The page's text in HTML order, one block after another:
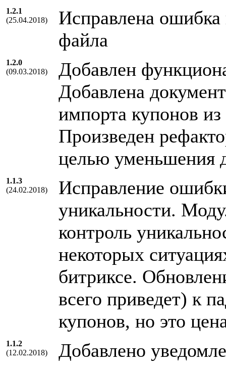
1.2.1
(25.04.2018)
Исправлена ошибка
файла
1.2.0
(09.03.2018)
Добавлен
Добавлена
импорта купонов
Произведен
целью уменьшения
1.1.3
(24.02.2018)
Исправление
уникальности.
контроль
некоторых
битриксе.
всего приведет) к
купонов, но это
1.1.2
(12.02.2018)
Добавлено